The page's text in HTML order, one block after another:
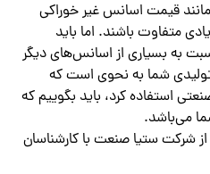
قیمت اسانس غیر خوراکی
متفاوت باشند. اما باید
به بسیاری از اسانس‌های دیگر
شما به نحوی است که
استفاده کرد، باید بگوییم که
می‌باشد.
شرکت ستیا صنعت با کارشناسان